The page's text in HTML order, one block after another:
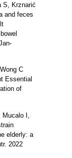
S, Krznarić
and feces
C
Essential
of
I,
elderly: a
2022